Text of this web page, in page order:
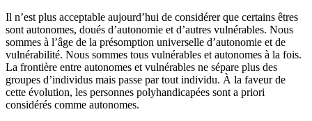
Il n’est plus acceptable aujourd’hui de considérer que certains êtres
sont autonomes, doués d’autonomie et d’autres vulnérables. Nous
sommes à l’âge de la présomption universelle d’autonomie et de
vulnérabilité. Nous sommes tous vulnérables et autonomes à la fois.
La frontière entre autonomes et vulnérables ne sépare plus des
groupes d’individus mais passe par tout individu. À la faveur de
cette évolution, les personnes polyhandicapées sont a priori
considérés comme autonomes.